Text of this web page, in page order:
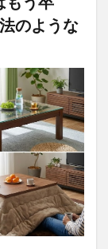
のような